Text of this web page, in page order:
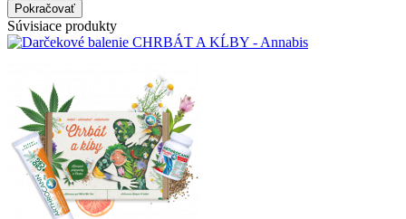
Pokračovať
Súvisiace produkty